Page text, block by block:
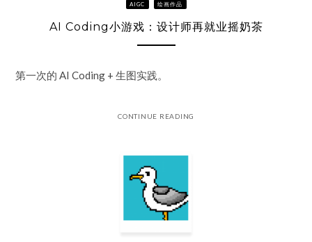
AIGC 绘画作品
AI Coding小游戏：设计师再就业摇奶茶
第一次的 AI Coding + 生图实践。
CONTINUE READING